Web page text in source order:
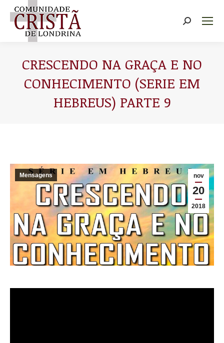
Buscar
CRESCENDO NA GRAÇA E NO
CONHECIMENTO (SERIE EM
HEBREUS) PARTE 9
nov
20
2018
Mensagens